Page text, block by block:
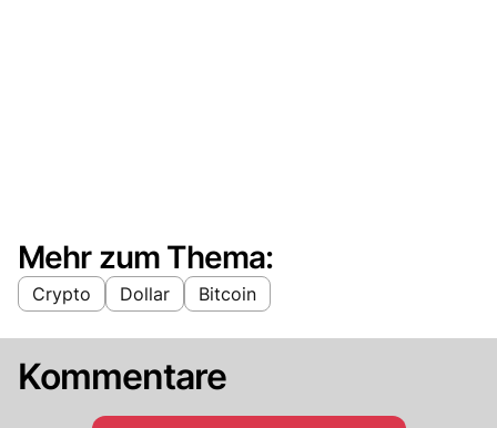
Mehr zum Thema:
Crypto Dollar Bitcoin
Kommentare